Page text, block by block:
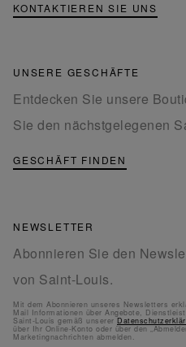
KONTAKTIEREN SIE UNS
UNSERE GESCHÄFTE
Entdecken Sie unsere
Sie den nächstgelegenen
GESCHÄFT FINDEN
NEWSLETTER
Abonnieren Sie den
von Saint-Louis.
Mit dem Abonnieren unseres Newsletters
Mail Informationen über Angebote,
Saint-Louis gemäß unserer
über Ihr Online-Konto oder über den
Marketingnachrichten abmelden.